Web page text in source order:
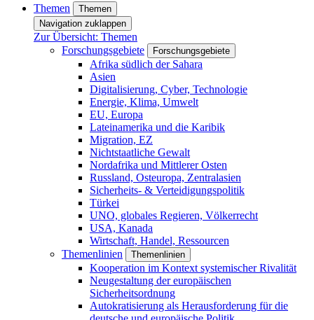
Themen
Themen
Navigation zuklappen
Zur Übersicht: Themen
Forschungsgebiete
Forschungsgebiete
Afrika südlich der Sahara
Asien
Digitalisierung, Cyber, Technologie
Energie, Klima, Umwelt
EU, Europa
Lateinamerika und die Karibik
Migration, EZ
Nichtstaatliche Gewalt
Nordafrika und Mittlerer Osten
Russland, Osteuropa, Zentralasien
Sicherheits- & Verteidigungspolitik
Türkei
UNO, globales Regieren, Völkerrecht
USA, Kanada
Wirtschaft, Handel, Ressourcen
Themenlinien
Themenlinien
Kooperation im Kontext systemischer Rivalität
Neugestaltung der europäischen
Sicherheitsordnung
Autokratisierung als Herausforderung für die